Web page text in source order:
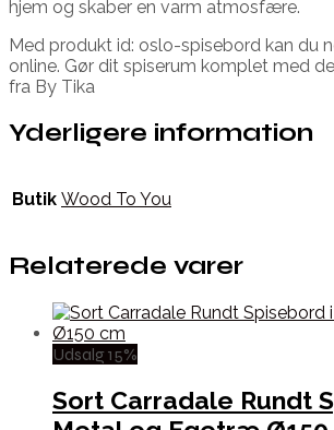
hjem og skaber en varm atmosfære.
Med produkt id: oslo-spisebord kan du
online. Gør dit spiserum komplet med
fra By Tika
Yderligere information
Butik Wood To You
Relaterede varer
Udsalg 15%
Sort Carradale Rundt